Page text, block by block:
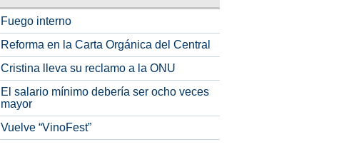
Fuego interno
Reforma en la Carta Orgánica del Central
Cristina lleva su reclamo a la ONU
El salario mínimo debería ser ocho veces
mayor
Vuelve “VinoFest”